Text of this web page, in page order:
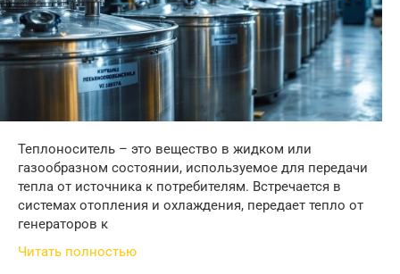
Теплоноситель – это вещество в жидком или
газообразном состоянии, используемое для передачи
тепла от источника к потребителям. Встречается в
системах отопления и охлаждения, передает тепло от
генераторов к
Читать полностью